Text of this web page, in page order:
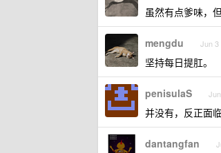
虽然有点爹味，
mengdu Jun 3
坚持每日提肛。
penisulaS
并没有，反正面
dantangfan